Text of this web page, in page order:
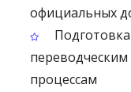
официальных
Подготовка
процессам